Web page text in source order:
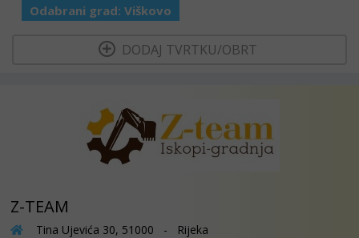
Odabrani grad: Viškovo
DODAJ TVRTKU/OBRT
Z-TEAM
Tina Ujevića 30, 51000 - Rijeka